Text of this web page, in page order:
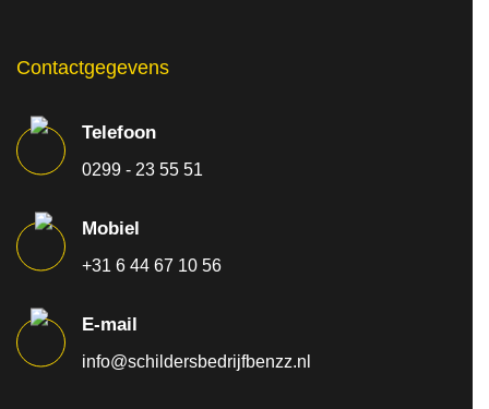
Contactgegevens
Telefoon
0299 - 23 55 51
Mobiel
+31 6 44 67 10 56
E-mail
info@schildersbedrijfbenzz.nl